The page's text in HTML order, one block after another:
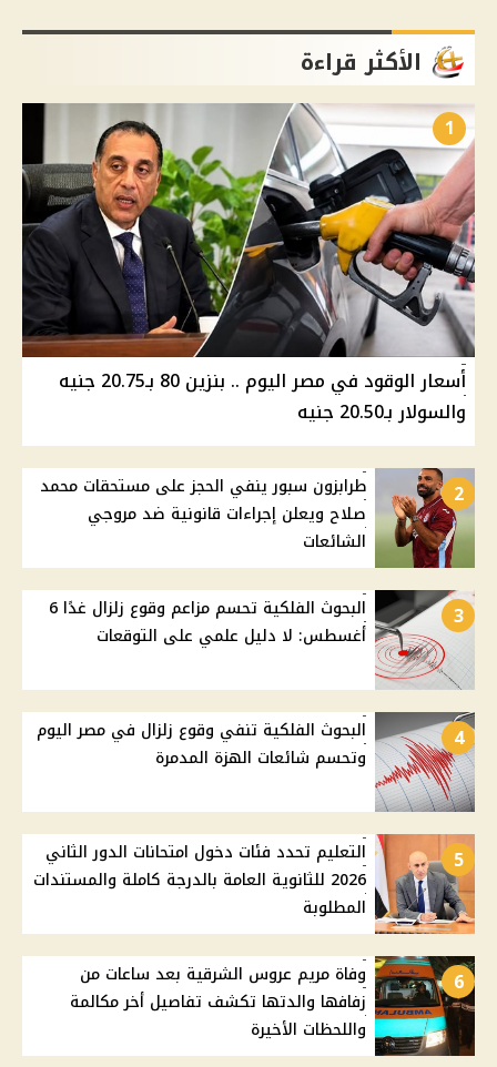
الأكثر قراءة
1
أسعار الوقود في مصر اليوم .. بنزين 80 بـ20.75 جنيه
والسولار بـ20.50 جنيه
2
طرابزون سبور ينفي الحجز على مستحقات محمد
صلاح ويعلن إجراءات قانونية ضد مروجي
الشائعات
3
البحوث الفلكية تحسم مزاعم وقوع زلزال غدًا 6
أغسطس: لا دليل علمي على التوقعات
4
البحوث الفلكية تنفي وقوع زلزال في مصر اليوم
وتحسم شائعات الهزة المدمرة
5
التعليم تحدد فئات دخول امتحانات الدور الثاني
2026 للثانوية العامة بالدرجة كاملة والمستندات
المطلوبة
6
وفاة مريم عروس الشرقية بعد ساعات من
زفافها والدتها تكشف تفاصيل أخر مكالمة
واللحظات الأخيرة